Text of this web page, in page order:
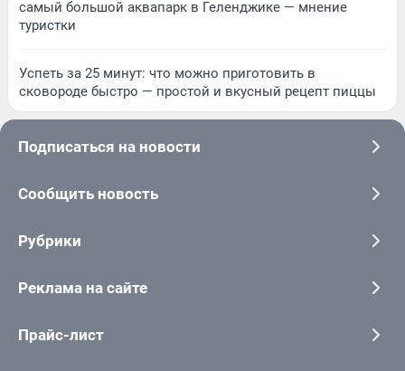
самый большой аквапарк в Геленджике — мнение
туристки
Успеть за 25 минут: что можно приготовить в
сковороде быстро — простой и вкусный рецепт пиццы
Подписаться на новости
Сообщить новость
Рубрики
Реклама на сайте
Прайс-лист